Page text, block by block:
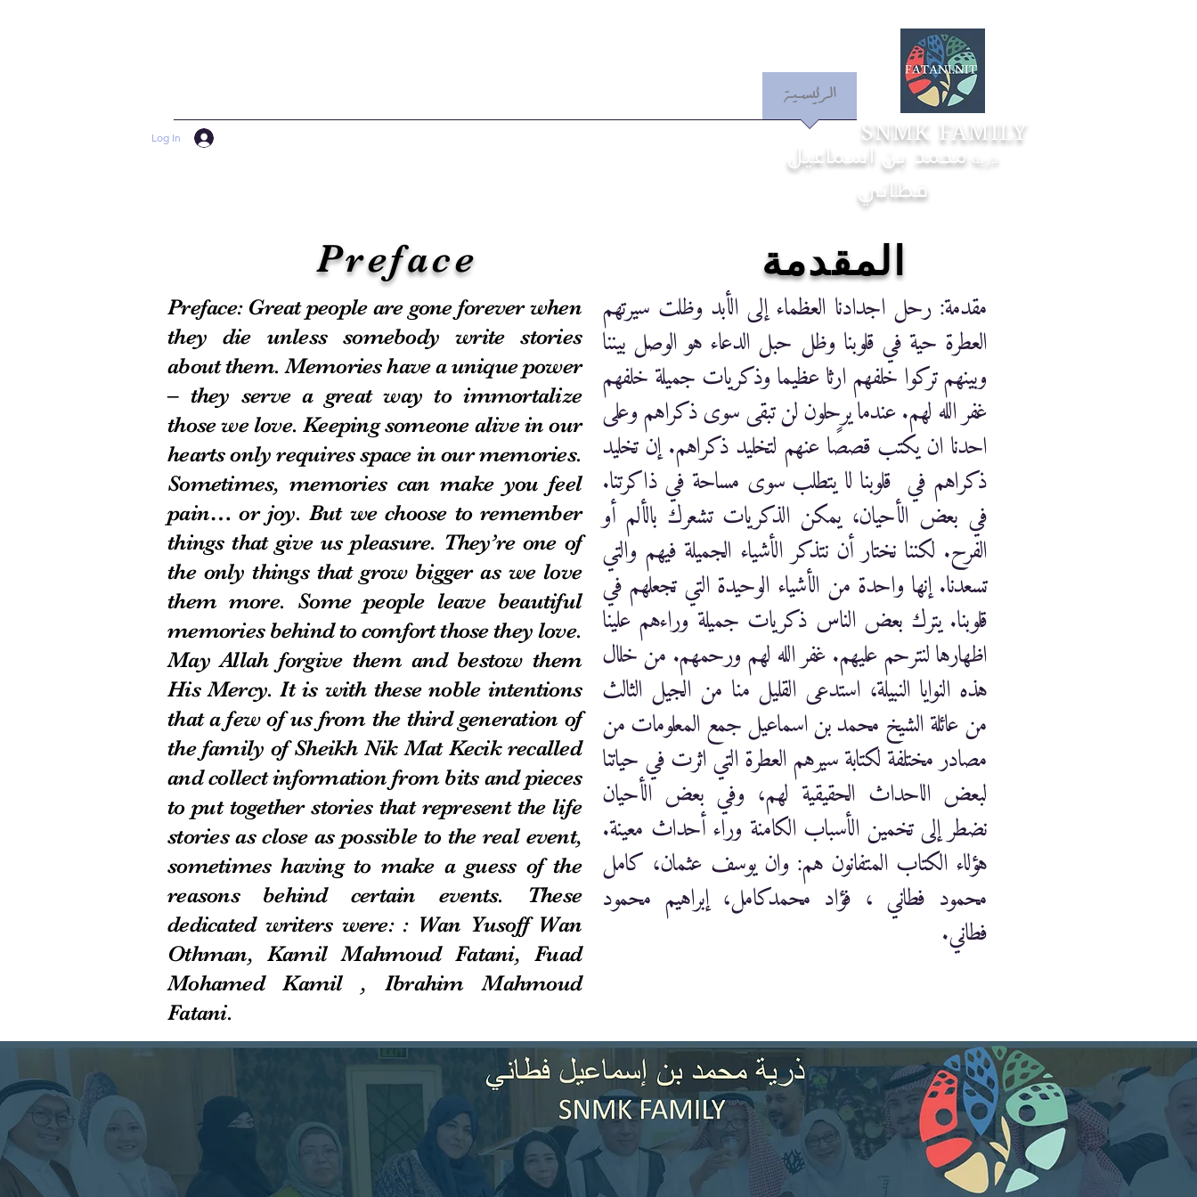
الرئيسية
Log In SNMK FAMILY
ذرية محمد بن اسماعيل
فطاني
Preface
Preface: Great people are gone forever when
they die unless somebody write stories
about them. Memories have a unique power
– they serve a great way to immortalize
those we love. Keeping someone alive in our
hearts only requires space in our memories.
Sometimes, memories can make you feel
pain… or joy. But we choose to remember
things that give us pleasure. They’re one of
the only things that grow bigger as we love
them more. Some people leave beautiful
memories behind to comfort those they love.
May Allah forgive them and bestow them
His Mercy. It is with these noble intentions
that a few of us from the third generation of
the family of Sheikh Nik Mat Kecik recalled
and collect information from bits and pieces
to put together stories that represent the life
stories as close as possible to the real event,
sometimes having to make a guess of the
reasons behind certain events. These
dedicated writers were: : Wan Yusoff Wan
Othman, Kamil Mahmoud Fatani, Fuad
Mohamed Kamil , Ibrahim Mahmoud
Fatani.​
مقدمة: رحل اجدادنا العظماء إلى الأبد وظلت سيرتهم
العطرة حية في قلوبنا وظل حبل الدعاء هو الوصل بيننا
وبينهم تركوا خلفهم ارثا عظيما وذكريات جميلة خلفهم
غفر الله لهم. عندما يرحلون لن تبقى سوى ذكراهم وعلى
احدنا ان يكتب قصصًا عنهم لتخليد ذكراهم. إن تخليد
ذكراهم في قلوبنا لا يتطلب سوى مساحة في ذاكرتنا.
في بعض الأحيان، يمكن الذكريات تشعرك بالألم أو
الفرح. لكننا نختار أن نتذكر الأشياء الجميلة فيهم والتي
تسعدنا. إنها واحدة من الأشياء الوحيدة التي تجعلهم في
قلوبنا. يترك بعض الناس ذكريات جميلة وراءهم علينا
اظهارها لنترحم عليهم. غفر الله لهم ورحمهم. من خلال
هذه النوايا النبيلة، استدعى القليل منا من الجيل الثالث
من عائلة الشيخ محمد بن اسماعيل جمع المعلومات من
مصادر مختلفة لكتابة سيرهم العطرة التي اثرت في حياتنا
لبعض الاحداث الحقيقية لهم، وفي بعض الأحيان
نضطر إلى تخمين الأسباب الكامنة وراء أحداث معينة.
هؤلاء الكتاب المتفانون هم: وان يوسف عثمان، كامل
محمود فطاني ، فؤاد محمدكامل، إبراهيم محمود
فطاني.